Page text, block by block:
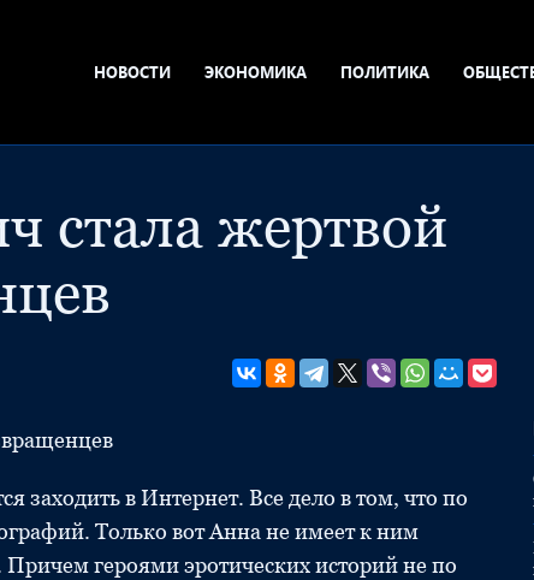
НОВОСТИ ЭКОНОМИКА ПОЛИТИКА
стала жертвой
заходить в Интернет. Все дело в том, что по
Только вот Анна не имеет к ним
героями эротических историй не по